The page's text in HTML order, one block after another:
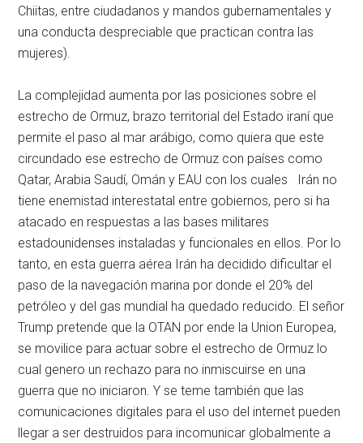
Chiitas, entre ciudadanos y mandos gubernamentales y
una conducta despreciable que practican contra las
mujeres).
La complejidad aumenta por las posiciones sobre el
estrecho de Ormuz, brazo territorial del Estado iraní que
permite el paso al mar arábigo, como quiera que este
circundado ese estrecho de Ormuz con países como
Qatar, Arabia Saudí, Omán y EAU con los cuales Irán no
tiene enemistad interestatal entre gobiernos, pero si ha
atacado en respuestas a las bases militares
estadounidenses instaladas y funcionales en ellos. Por lo
tanto, en esta guerra aérea Irán ha decidido dificultar el
paso de la navegación marina por donde el 20% del
petróleo y del gas mundial ha quedado reducido. El señor
Trump pretende que la OTAN por ende la Union Europea,
se movilice para actuar sobre el estrecho de Ormuz lo
cual genero un rechazo para no inmiscuirse en una
guerra que no iniciaron. Y se teme también que las
comunicaciones digitales para el uso del internet pueden
llegar a ser destruidos para incomunicar globalmente a